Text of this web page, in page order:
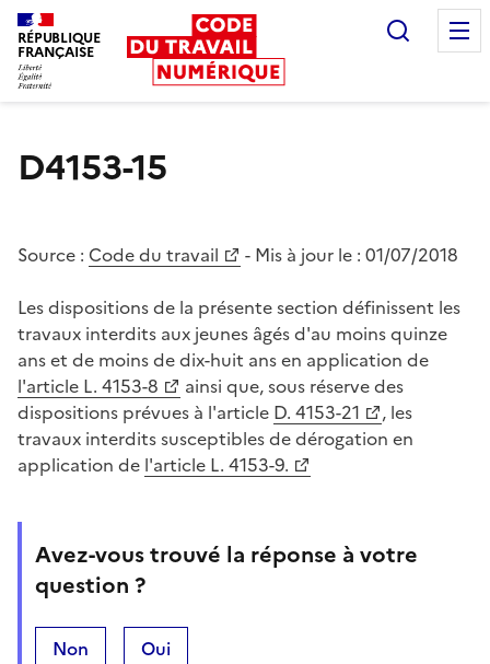
RÉPUBLIQUE
FRANÇAISE
D4153-15
Source : Code du travail - Mis à jour le : 01/07/2018
Les dispositions de la présente section définissent les
travaux interdits aux jeunes âgés d'au moins quinze
ans et de moins de dix-huit ans en application de
l'article L. 4153-8
ainsi que, sous réserve des
dispositions prévues à l'article D. 4153-21
, les
travaux interdits susceptibles de dérogation en
application de l'article L. 4153-9.
Avez-vous trouvé la réponse à votre
question ?
Non Oui